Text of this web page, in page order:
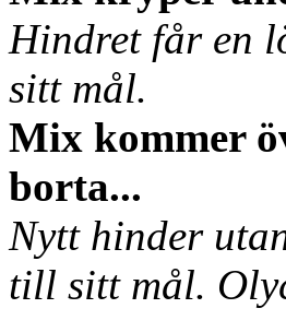
Hindret får en
sitt mål.
Mix kommer
borta...
Nytt hinder
till sitt mål.